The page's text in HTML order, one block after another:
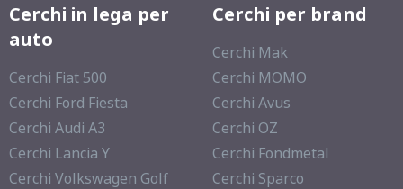
Cerchi in lega per
auto
Cerchi Fiat 500
Cerchi Ford Fiesta
Cerchi Audi A3
Cerchi Lancia Y
Cerchi Volkswagen Golf
Cerchi per brand
Cerchi Mak
Cerchi MOMO
Cerchi Avus
Cerchi OZ
Cerchi Fondmetal
Cerchi Sparco